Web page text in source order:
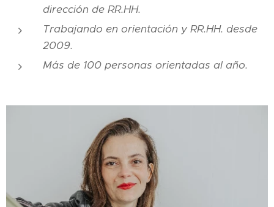
dirección de RR.HH.
Trabajando en orientación y RR.HH. desde
2009.
Más de 100 personas orientadas al año.